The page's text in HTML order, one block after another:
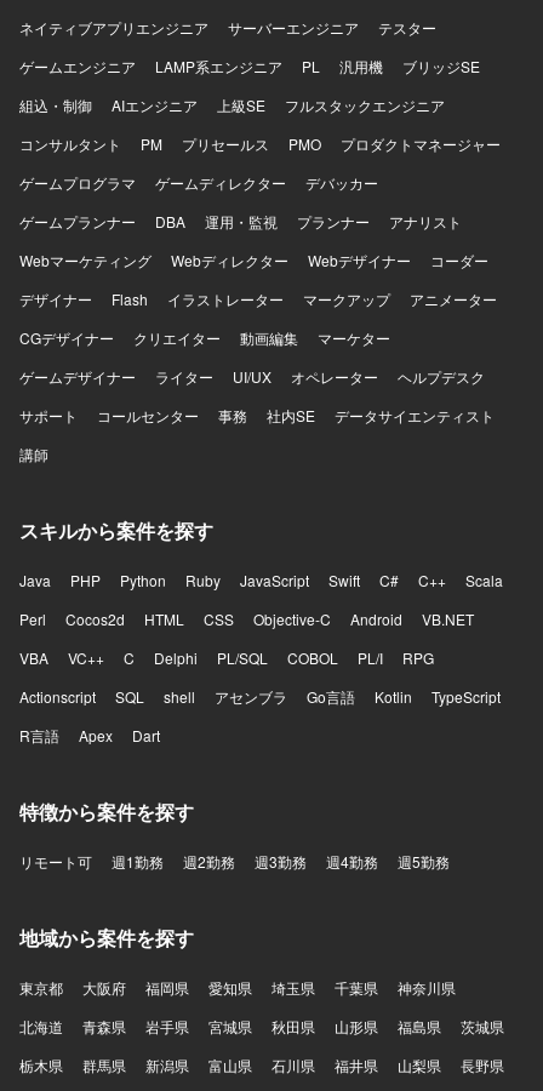
ネイティブアプリエンジニア
サーバーエンジニア
テスター
ゲームエンジニア
LAMP系エンジニア PL 汎用機
ブリッジSE
組込・制御
AIエンジニア 上級SE
フルスタックエンジニア
コンサルタント
PM プリセールス PMO
プロダクトマネージャー
ゲームプログラマ
ゲームディレクター
デバッカー
ゲームプランナー
DBA 運用・監視 プランナー
アナリスト
Webマーケティング
Webディレクター Webデザイナー
コーダー
デザイナー
Flash イラストレーター マークアップ
アニメーター
CGデザイナー
クリエイター 動画編集
マーケター
ゲームデザイナー
ライター UI/UX オペレーター
ヘルプデスク
サポート
コールセンター 事務 社内SE
データサイエンティスト
講師
スキルから案件を探す
Java PHP Python Ruby JavaScript Swift C# C++
Scala
Perl
Cocos2d HTML CSS Objective-C Android
VB.NET
VBA
VC++ C Delphi PL/SQL COBOL PL/I
RPG
Actionscript
SQL shell アセンブラ Go言語 Kotlin
TypeScript
R言語
Apex Dart
特徴から案件を探す
リモート可 週1勤務 週2勤務 週3勤務 週4勤務 週5勤務
地域から案件を探す
東京都 大阪府 福岡県 愛知県 埼玉県 千葉県
神奈川県
北海道
青森県 岩手県 宮城県 秋田県 山形県 福島県
茨城県
栃木県
群馬県 新潟県 富山県 石川県 福井県 山梨県 長野県